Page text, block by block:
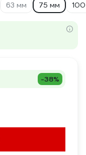
63 мм 75 мм
-38%